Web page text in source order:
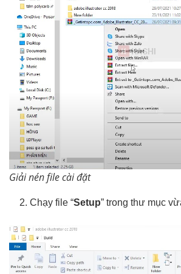
Giải nén file cài đặt
Chạy file “Setup” trong thư mục